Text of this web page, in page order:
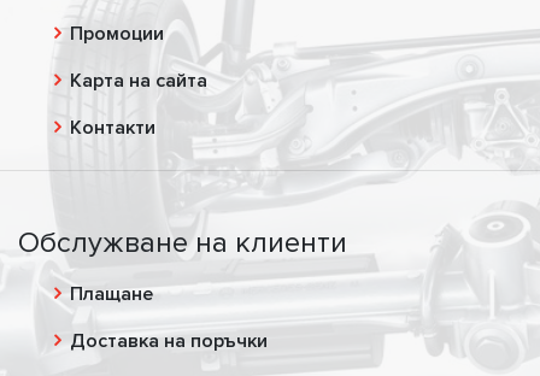
Промоции
Карта на сайта
Контакти
Обслужване на клиенти
Плащане
Доставка на поръчки